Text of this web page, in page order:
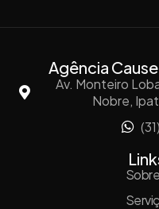
Agência
Av. Monteiro
Nobre,